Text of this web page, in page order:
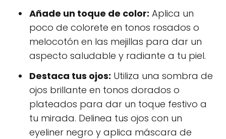
Añade un toque de color: Aplica un
poco de colorete en tonos rosados o
melocotón en las mejillas para dar un
aspecto saludable y radiante a tu piel.
Destaca tus ojos: Utiliza una sombra de
ojos brillante en tonos dorados o
plateados para dar un toque festivo a
tu mirada. Delinea tus ojos con un
eyeliner negro y aplica máscara de